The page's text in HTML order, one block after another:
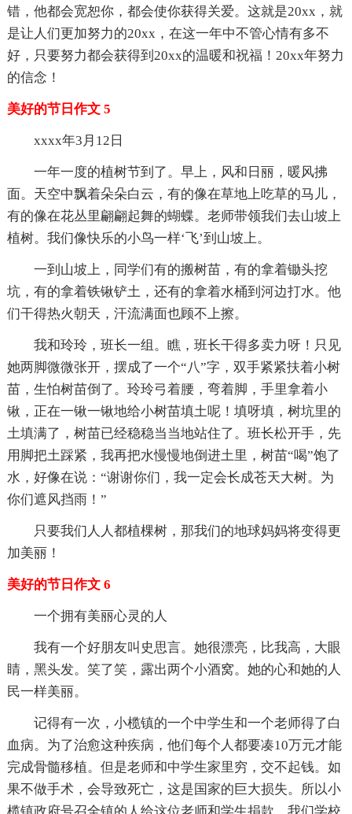
错，他都会宽恕你，都会使你获得关爱。这就是20xx，就
是让人们更加努力的20xx，在这一年中不管心情有多不
好，只要努力都会获得到20xx的温暖和祝福！20xx年努力
的信念！
美好的节日作文 5
xxxx年3月12日
一年一度的植树节到了。早上，风和日丽，暖风拂
面。天空中飘着朵朵白云，有的像在草地上吃草的马儿，
有的像在花丛里翩翩起舞的蝴蝶。老师带领我们去山坡上
植树。我们像快乐的小鸟一样‘飞’到山坡上。
一到山坡上，同学们有的搬树苗，有的拿着锄头挖
坑，有的拿着铁锹铲土，还有的拿着水桶到河边打水。他
们干得热火朝天，汗流满面也顾不上擦。
我和玲玲，班长一组。瞧，班长干得多卖力呀！只见
她两脚微微张开，摆成了一个“八”字，双手紧紧扶着小树
苗，生怕树苗倒了。玲玲弓着腰，弯着脚，手里拿着小
锹，正在一锹一锹地给小树苗填土呢！填呀填，树坑里的
土填满了，树苗已经稳稳当当地站住了。班长松开手，先
用脚把土踩紧，我再把水慢慢地倒进土里，树苗“喝”饱了
水，好像在说：“谢谢你们，我一定会长成苍天大树。为
你们遮风挡雨！”
只要我们人人都植棵树，那我们的地球妈妈将变得更
加美丽！
美好的节日作文 6
一个拥有美丽心灵的人
我有一个好朋友叫史思言。她很漂亮，比我高，大眼
睛，黑头发。笑了笑，露出两个小酒窝。她的心和她的人
民一样美丽。
记得有一次，小榄镇的一个中学生和一个老师得了白
血病。为了治愈这种疾病，他们每个人都要凑10万元才能
完成骨髓移植。但是老师和中学生家里穷，交不起钱。如
果不做手术，会导致死亡，这是国家的巨大损失。所以小
榄镇政府号召全镇的人给这位老师和学生捐款。我们学校